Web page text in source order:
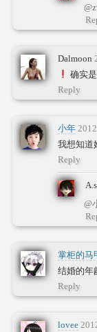
Dalmoon
确实
Reply
小年
我想知道
Reply
@
掌柜的马
结婚的年
Reply
lovee